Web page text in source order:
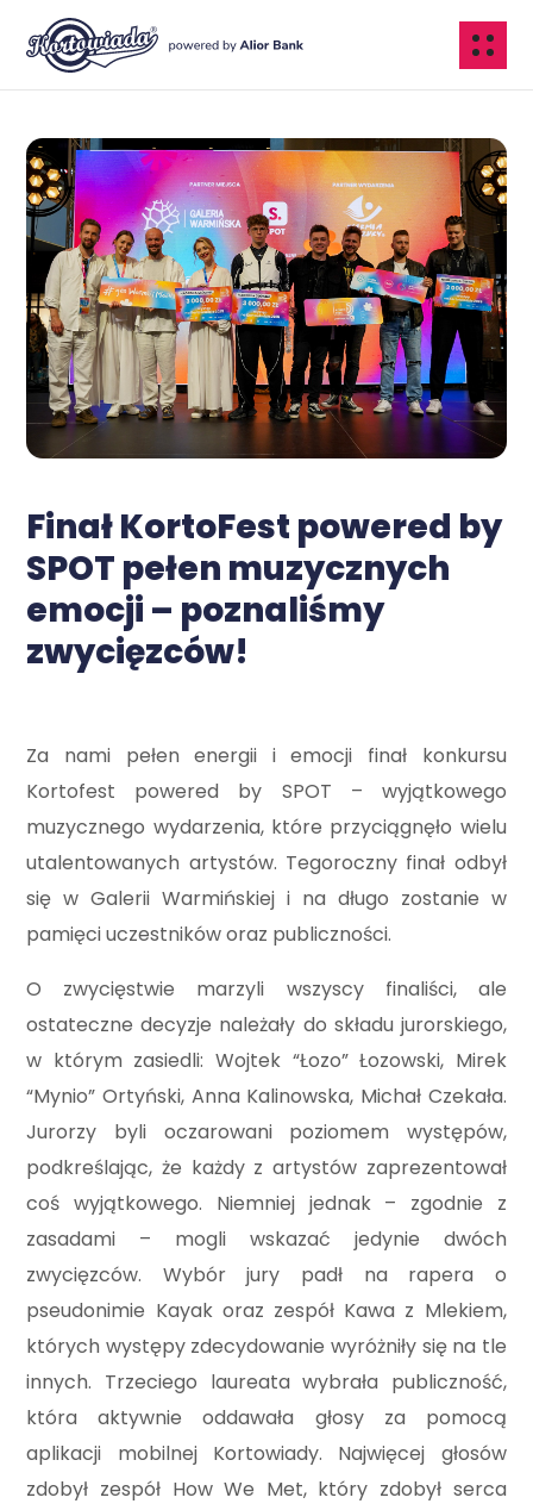
Finał KortoFest powered by
SPOT pełen muzycznych
emocji – poznaliśmy
zwycięzców!
Za nami pełen energii i emocji finał konkursu
Kortofest powered by SPOT – wyjątkowego
muzycznego wydarzenia, które przyciągnęło wielu
utalentowanych artystów. Tegoroczny finał odbył
się w Galerii Warmińskiej i na długo zostanie w
pamięci uczestników oraz publiczności.
O zwycięstwie marzyli wszyscy finaliści, ale
ostateczne decyzje należały do składu jurorskiego,
w którym zasiedli: Wojtek “Łozo” Łozowski, Mirek
“Mynio” Ortyński, Anna Kalinowska, Michał Czekała.
Jurorzy byli oczarowani poziomem występów,
podkreślając, że każdy z artystów zaprezentował
coś wyjątkowego. Niemniej jednak – zgodnie z
zasadami – mogli wskazać jedynie dwóch
zwycięzców. Wybór jury padł na rapera o
pseudonimie Kayak oraz zespół Kawa z Mlekiem,
których występy zdecydowanie wyróżniły się na tle
innych. Trzeciego laureata wybrała publiczność,
która aktywnie oddawała głosy za pomocą
aplikacji mobilnej Kortowiady. Najwięcej głosów
zdobył zespół How We Met, który zdobył serca